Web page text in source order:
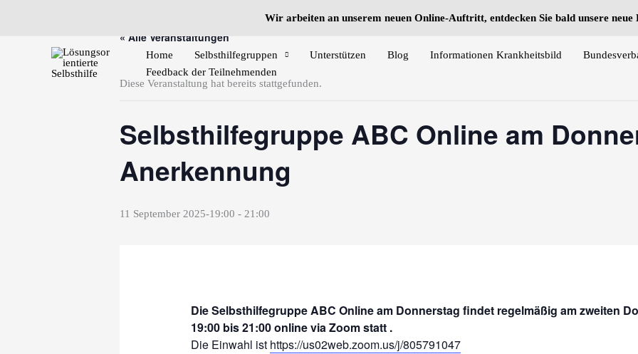
Wir arbeiten an unserem neuen Online-Auftritt, entdecken Sie bald unsere neue
Home Selbsthilfegruppen Unterstützen Blog Informationen Krankheitsbild
Feedback der Teilnehmenden
« Alle Veranstaltungen
Diese Veranstaltung hat bereits stattgefunden.
Selbsthilfegruppe ABC Online am
Anerkennung
11 September 2025-19:00 - 21:00
Die Selbsthilfegruppe ABC Online am Donnerstag findet regelmäßig am zweiten
19:00 bis 21:00 online via Zoom statt .
Die Einwahl ist https://us02web.zoom.us/j/805791047